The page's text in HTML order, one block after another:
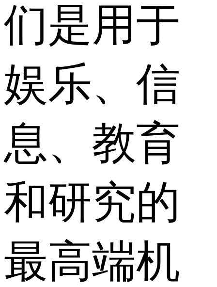
们是用于
娱乐、信
息、教育
和研究的
最高端机